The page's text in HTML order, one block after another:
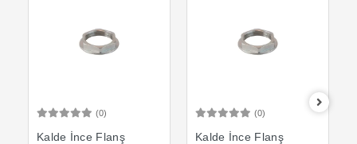
(0)
Kalde İnce Flanş
(0)
Kalde İnce Flanş